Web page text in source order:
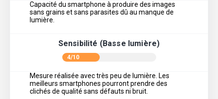
Capacité du smartphone à produire des images
sans grains et sans parasites dû au manque de
lumière.
Sensibilité (Basse lumière)
4/10
Mesure réalisée avec très peu de lumière. Les
meilleurs smartphones pourront prendre des
clichés de qualité sans défauts ni bruit.